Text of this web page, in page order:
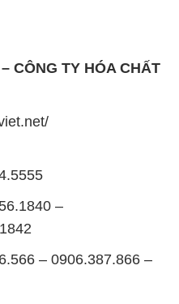
CÔNG TY HÓA CHẤT
–
– 0906.387.866 –